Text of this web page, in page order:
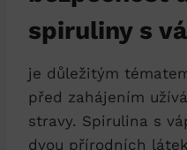
spiruliny s
je důležitým
před zahájením
stravy. Spirulina s
dvou přírodních